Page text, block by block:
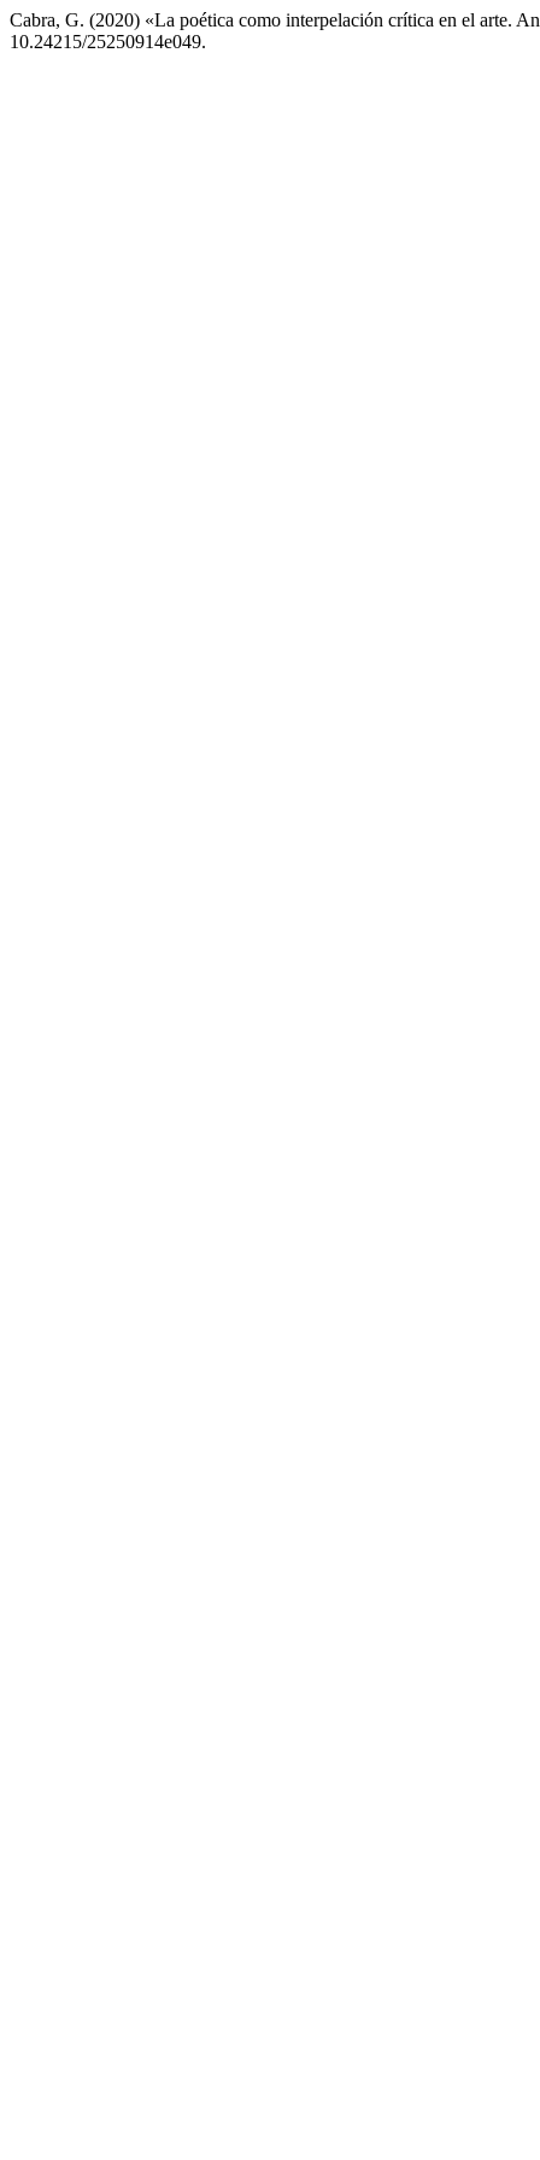
Cabra, G. (2020) «La poética como interpelación crítica en el arte.
10.24215/25250914e049.